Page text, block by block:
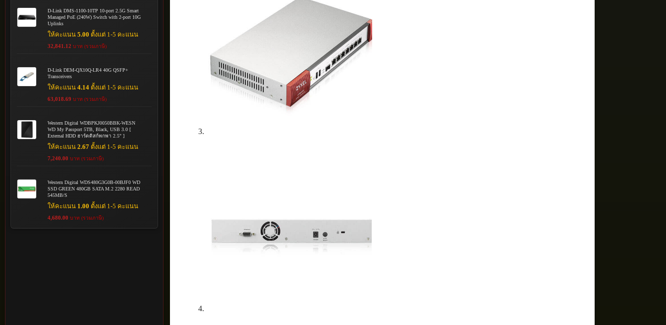
D-Link DMS-1100-10TP 10-port 2.5G Smart
Managed PoE (240W) Switch with 2-port 10G
Uplinks
ให้คะแนน5.00 ตั้งแต่ 1-5 คะแนน
32,841.12 บาท (รวมภาษี)
D-Link DEM-QX10Q-LR4 40G QSFP+
Transceivers
ให้คะแนน4.14 ตั้งแต่ 1-5 คะแนน
63,018.69 บาท (รวมภาษี)
Western Digital WDBPKJ0050BBK-WESN
WD My Passport 5TB, Black, USB 3.0 [
External HDD ฮาร์ดดิสก์พกพา 2.5" ]
ให้คะแนน2.67 ตั้งแต่ 1-5 คะแนน
7,240.00 บาท (รวมภาษี)
Western Digital WDS480G3G0B-00BJF0 WD
SSD GREEN 480GB SATA M.2 2280 READ
545MB/S
ให้คะแนน 1.00 ตั้งแต่ 1-5 คะแนน
4,680.00 บาท (รวมภาษี)